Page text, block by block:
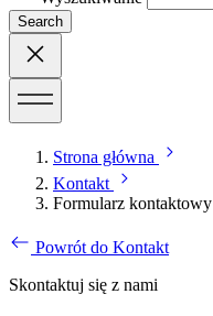
Search
Strona główna
Kontakt
Formularz kontaktowy
Powrót do Kontakt
Skontaktuj się z nami